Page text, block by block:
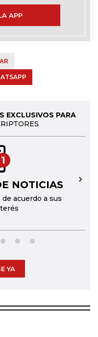
APP
EXCLUSIVOS PARA
1
NOTICIAS
acuerdo a sus
→
YA